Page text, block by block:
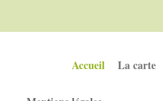
Accueil La carte